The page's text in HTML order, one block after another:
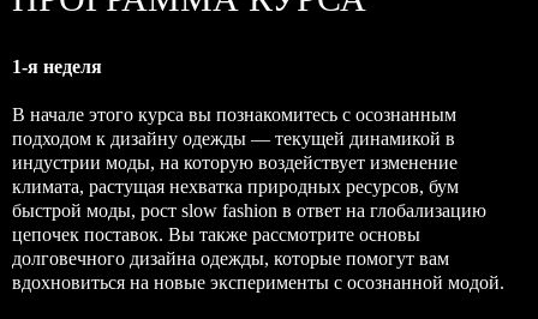
1-я неделя
В начале этого курса вы познакомитесь с осознанным
подходом к дизайну одежды — текущей динамикой в
индустрии моды, на которую воздействует изменение
климата, растущая нехватка природных ресурсов, бум
быстрой моды, рост slow fashion в ответ на глобализацию
цепочек поставок. Вы также рассмотрите основы
долговечного дизайна одежды, которые помогут вам
вдохновиться на новые эксперименты с осознанной модой.